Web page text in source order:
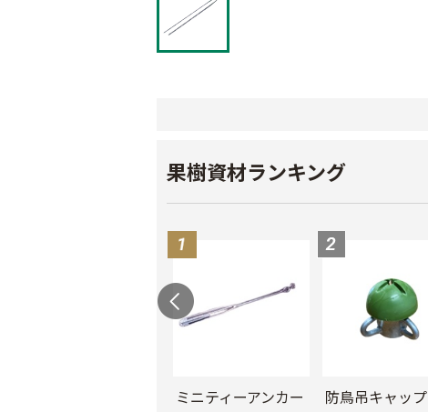
果樹資材ランキング
ミニティーアンカー
防鳥吊キャップ